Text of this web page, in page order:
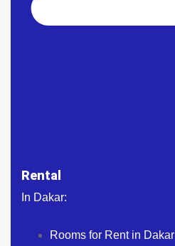
Rental
In Dakar:
Rooms for Rent in Dakar